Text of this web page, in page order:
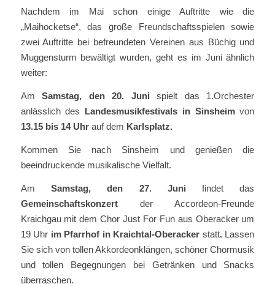
Nachdem im Mai schon einige Auftritte wie die
„Maihocketse“, das große Freundschaftsspielen sowie
zwei Auftritte bei befreundeten Vereinen aus Büchig und
Muggensturm bewältigt wurden, geht es im Juni ähnlich
weiter:
AmSamstag, den 20. Juni spielt das 1.Orchester
anlässlich des Landesmusikfestivals in Sinsheimvon
13.15 bis 14 Uhrauf dem Karlsplatz.
Kommen Sie nach Sinsheim und genießen die
beeindruckende musikalische Vielfalt.
Am Samstag, den 27. Juni findet das
Gemeinschaftskonzertder Accordeon-Freunde
Kraichgau mit dem Chor Just For Fun aus Oberacker um
19 Uhr im Pfarrhof in Kraichtal-Oberacker statt. Lassen
Sie sich von tollen Akkordeonklängen, schöner Chormusik
und tollen Begegnungen bei Getränken und Snacks
überraschen.